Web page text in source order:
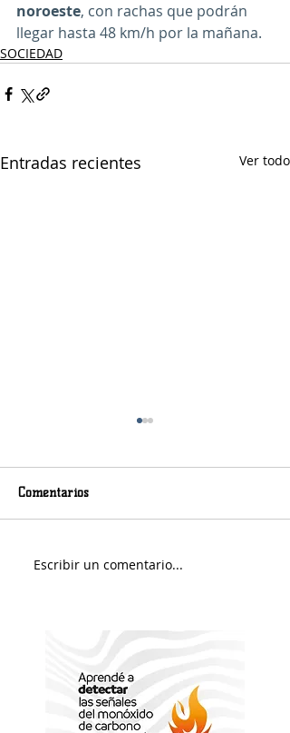
noroeste, con rachas que podrán
llegar hasta 48 km/h por la mañana.
SOCIEDAD
Entradas recientes Ver todo
Viernes nuboso
Comentarios
Escribir un comentario...